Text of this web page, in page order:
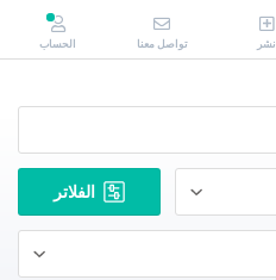
الفلاتر
نشر تواصل معنا الحساب